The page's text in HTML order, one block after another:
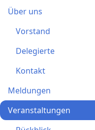
Über uns
Vorstand
Delegierte
Kontakt
Meldungen
Veranstaltungen